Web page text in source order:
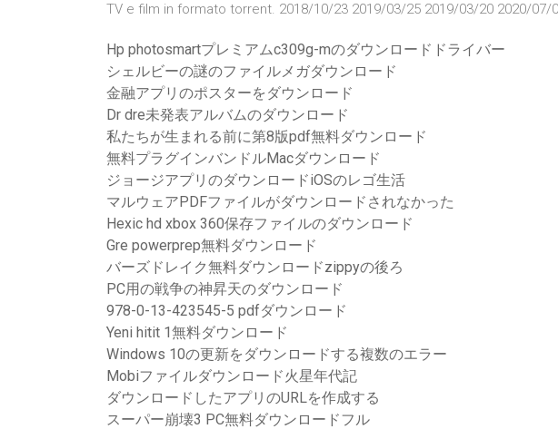
TV e film in formato torrent. 2018/10/23 2019/03/25 2019/03/20 2020/07/
Hp photosmartプレミアムc309g-mのダウンロードドライバー
シェルビーの謎のファイルメガダウンロード
金融アプリのポスターをダウンロード
Dr dre未発表アルバムのダウンロード
私たちが生まれる前に第8版pdf無料ダウンロード
無料プラグインバンドルMacダウンロード
ジョージアプリのダウンロードiOSのレゴ生活
マルウェアPDFファイルがダウンロードされなかった
Hexic hd xbox 360保存ファイルのダウンロード
Gre powerprep無料ダウンロード
バーズドレイク無料ダウンロードzippyの後ろ
PC用の戦争の神昇天のダウンロード
978-0-13-423545-5 pdfダウンロード
Yeni hitit 1無料ダウンロード
Windows 10の更新をダウンロードする複数のエラー
Mobiファイルダウンロード火星年代記
ダウンロードしたアプリのURLを作成する
スーパー崩壊3 PC無料ダウンロードフル